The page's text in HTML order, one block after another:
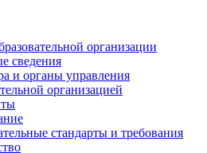
организации
сведения
и органы управления
организацией
стандарты и требования